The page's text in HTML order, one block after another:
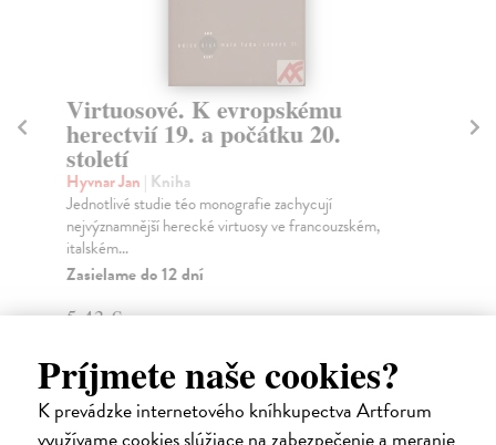
Príjmete naše cookies?
K prevádzke internetového kníhkupectva Artforum
využívame cookies slúžiace na zabezpečenie a meranie
Virtuosové. K evropskému
herectvií 19. a počátku 20.
století
Hyvnar Jan | Kniha
Jednotlivé studie téo monografie zachycují
nejvýznamnější herecké virtuosy ve francouzském,
italském...
Zasielame do 12 dní
5,43 €